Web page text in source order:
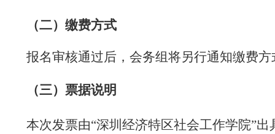
（二） 缴费方式
报名审核通过后，会务组将另行通知缴费方
（三） 票据说明
本次发票由“深圳经济特区社会工作学院”